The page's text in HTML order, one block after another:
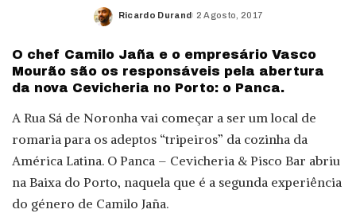
Posted
Ricardo Durand 2 Agosto, 2017
O chef Camilo Jaña e o empresário Vasco
Mourão são os responsáveis pela abertura
da nova Cevicheria no Porto: o Panca.
A Rua Sá de Noronha vai começar a ser um local de
romaria para os adeptos “tripeiros” da cozinha da
América Latina. O Panca – Cevicheria & Pisco Bar abriu
na Baixa do Porto, naquela que é a segunda experiência
do género de Camilo Jaña.